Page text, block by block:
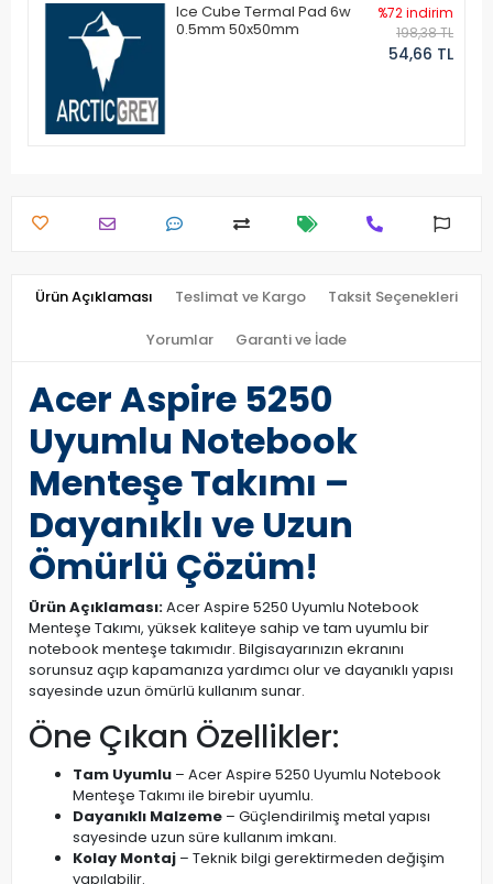
Ice Cube Termal Pad 6w
0.5mm 50x50mm
%72 indirim
198,38 TL
54,66 TL
Ürün Açıklaması Teslimat ve Kargo Taksit Seçenekleri
Yorumlar Garanti ve İade
Acer Aspire 5250
Uyumlu Notebook
Menteşe Takımı –
Dayanıklı ve Uzun
Ömürlü Çözüm!
Ürün Açıklaması:Acer Aspire 5250 Uyumlu Notebook
Menteşe Takımı, yüksek kaliteye sahip ve tam uyumlu bir
notebook menteşe takımıdır. Bilgisayarınızın ekranını
sorunsuz açıp kapamanıza yardımcı olur ve dayanıklı yapısı
sayesinde uzun ömürlü kullanım sunar.
Öne Çıkan Özellikler:
Tam Uyumlu – Acer Aspire 5250 Uyumlu Notebook
Menteşe Takımı ile birebir uyumlu.
Dayanıklı Malzeme – Güçlendirilmiş metal yapısı
sayesinde uzun süre kullanım imkanı.
Kolay Montaj – Teknik bilgi gerektirmeden değişim
yapılabilir.